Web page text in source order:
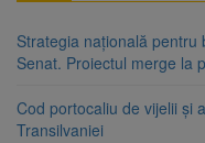
Strategia națională
Senat. Proiectul merge la
Cod portocaliu de vijelii și
Transilvaniei